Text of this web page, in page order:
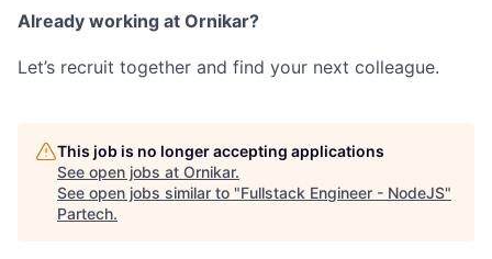
Already working at Ornikar?
Let’s recruit together and find your next colleague.
This job is no longer accepting applications
See open jobs at Ornikar.
See open jobs similar to "Fullstack Engineer - NodeJS"
Partech.